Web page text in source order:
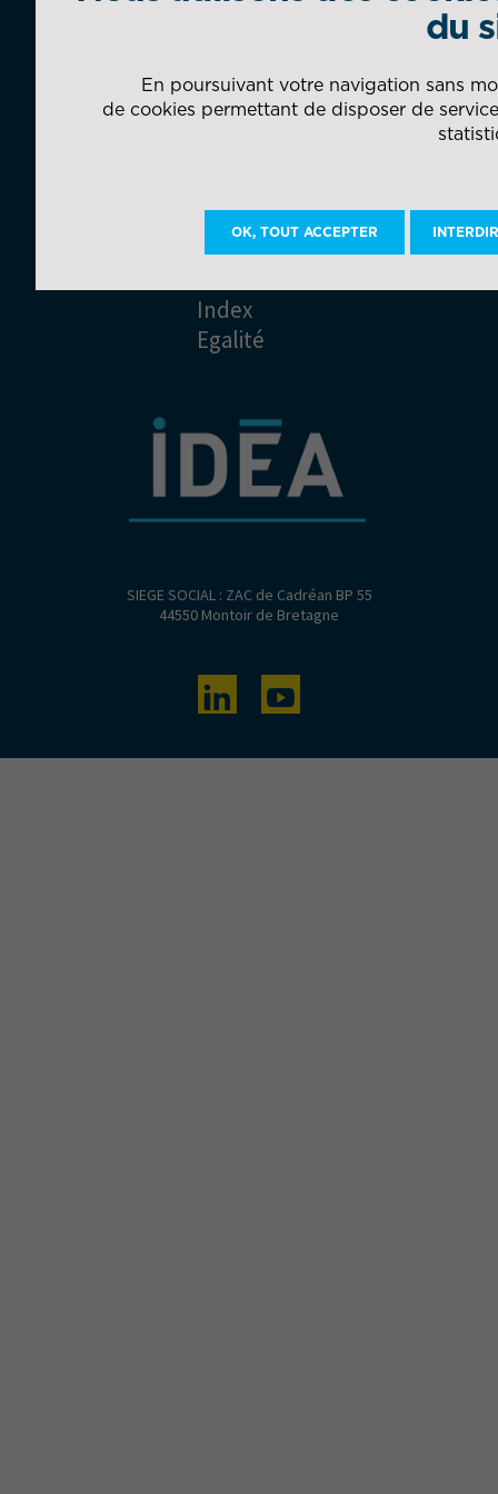
SIEGE SOCIAL : ZAC de Cadréan BP 55
44550 Montoir de Bretagne
et
protection
Mentions
légales
Index
Egalité
du
En poursuivant votre navigation sans
de cookies permettant de disposer de
OK, TOUT ACCEPTER